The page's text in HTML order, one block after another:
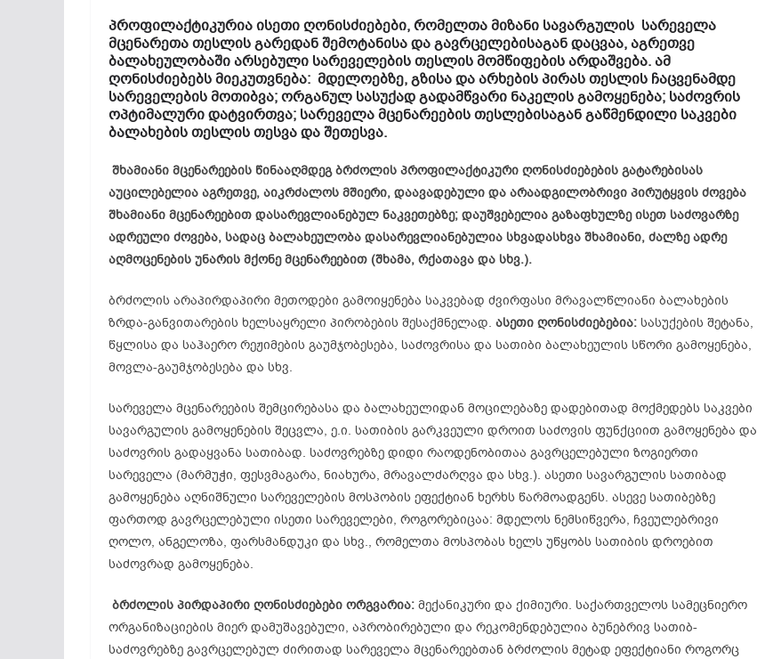
პროფილაქტიკურია ისეთი ღონისძიებები, რომელთა მიზანი სავარგულის სარეველა
მცენარეთა თესლის გარედან შემოტანისა და გავრცელებისაგან დაცვაა, აგრეთვე
ბალახეულობაში არსებული სარეველების თესლის მომწიფების არდაშვება. ამ
ღონისძიებებს მიეკუთვნება: მდელოებზე, გზისა და არხების პირას თესლის ჩაცვენამდე
სარეველების მოთიბვა; ორგანულ სასუქად გადამწვარი ნაკელის გამოყენება; საძოვრის
ოპტიმალური დატვირთვა; სარეველა მცენარეების თესლებისაგან გაწმენდილი საკვები
ბალახების თესლის თესვა და შეთესვა.
შხამიანი მცენარეების წინააღმდეგ ბრძოლის პროფილაქტიკური ღონისძიებების გატარებისას
აუცილებელია აგრეთვე, აიკრძალოს მშიერი, დაავადებული და არაადგილობრივი პირუტყვის ძოვება
შხამიანი მცენარეებით დასარევლიანებულ ნაკვეთებზე; დაუშვებელია გაზაფხულზე ისეთ საძოვარზე
ადრეული ძოვება, სადაც ბალახეულობა დასარევლიანებულია სხვადასხვა შხამიანი, ძალზე ადრე
აღმოცენების უნარის მქონე მცენარეებით (შხამა, რქათავა და სხვ.).
ბრძოლის არაპირდაპირი მეთოდები გამოიყენება საკვებად ძვირფასი მრავალწლიანი ბალახების
ზრდა-განვითარების ხელსაყრელი პირობების შესაქმნელად. ასეთი ღონისძიებებია: სასუქების შეტანა,
წყლისა და საჰაერო რეჟიმების გაუმჯობესება, საძოვრისა და სათიბი ბალახეულის სწორი გამოყენება,
მოვლა-გაუმჯობესება და სხვ.
სარეველა მცენარეების შემცირებასა და ბალახეულიდან მოცილებაზე დადებითად მოქმედებს საკვები
სავარგულის გამოყენების შეცვლა, ე.ი. სათიბის გარკვეული დროით საძოვის ფუნქციით გამოყენება და
საძოვრის გადაყვანა სათიბად. საძოვრებზე დიდი რაოდენობითაა გავრცელებული ზოგიერთი
სარეველა (მარმუჭი, ფესვმაგარა, ნიახურა, მრავალძარღვა და სხვ.). ასეთი სავარგულის სათიბად
გამოყენება აღნიშნული სარეველების მოსპობის ეფექტიან ხერხს წარმოადგენს. ასევე სათიბებზე
ფართოდ გავრცელებული ისეთი სარეველები, როგორებიცაა: მდელოს ნემსიწვერა, ჩვეულებრივი
ღოლო, ანგელოზა, ფარსმანდუკი და სხვ., რომელთა მოსპობას ხელს უწყობს სათიბის დროებით
საძოვრად გამოყენება.
ბრძოლის პირდაპირი ღონისძიებები ორგვარია: მექანიკური და ქიმიური. საქართველოს სამეცნიერო
ორგანიზაციების მიერ დამუშავებული, აპრობირებული და რეკომენდებულია ბუნებრივ სათიბ-
საძოვრებზე გავრცელებულ ძირითად სარეველა მცენარეებთან ბრძოლის მეტად ეფექტიანი როგორც